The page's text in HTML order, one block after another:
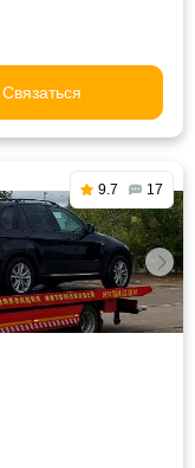
Связаться
9.7 17